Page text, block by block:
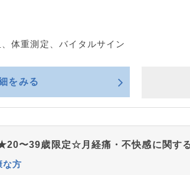
体重測定、バイタルサイン
をみる
〜39歳限定☆月経痛・不快感に関す
な方